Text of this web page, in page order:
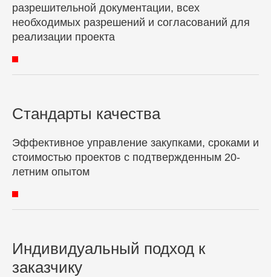
разрешительной документации, всех
необходимых разрешений и согласований для
реализации проекта
Стандарты качества
Эффективное управление закупками, сроками и
стоимостью проектов с подтвержденным 20-
летним опытом
Индивидуальный подход к
заказчику